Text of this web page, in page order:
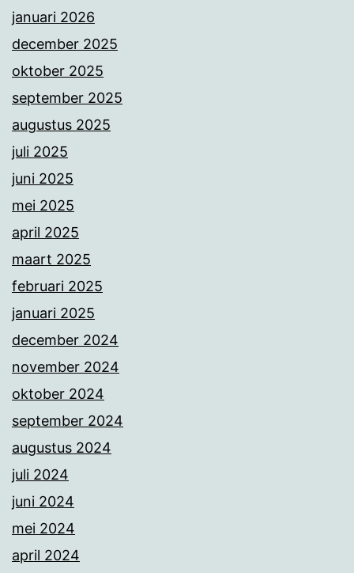
januari 2026
december 2025
oktober 2025
september 2025
augustus 2025
juli 2025
juni 2025
mei 2025
april 2025
maart 2025
februari 2025
januari 2025
december 2024
november 2024
oktober 2024
september 2024
augustus 2024
juli 2024
juni 2024
mei 2024
april 2024